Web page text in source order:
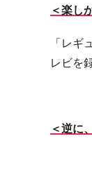
＜楽し
「レギ
レビを
＜逆に